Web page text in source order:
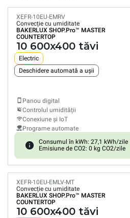
XEFR-10EU-EMRV
Convecție cu umiditate
BAKERLUX SHOP.Pro™ MASTER
COUNTERTOP
10 600x400 tăvi
Electric
Deschidere automată a ușii
Panou digital
Controlul umidității
Conexiune și IoT
Programe automate
Consumul în kWh: 27,1 kWh/zile
Emisiune de CO2: 0 kg CO2/zile
XEFR-10EU-EMLV-MT
Convecție cu umiditate
BAKERLUX SHOP.Pro™ MASTER
COUNTERTOP
10 600x400 tăvi